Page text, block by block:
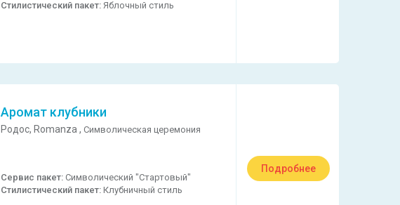
Стилистический пакет:Яблочный стиль
Аромат клубники
Родос, Romanza ,Символическая церемония
Сервис пакет:Символический "Стартовый"
Стилистический пакет:Клубничный стиль
Подробнее